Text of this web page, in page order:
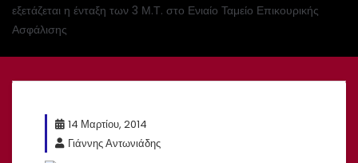
εξετάζεται η ένταξη των 3 Μ.Τ. στο Ενιαίο Ταμείο Επικουρικής
Ασφάλισης
14 Μαρτίου, 2014
Γιάννης Αντωνιάδης